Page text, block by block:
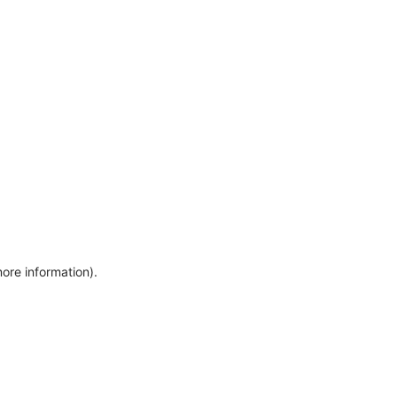
information).